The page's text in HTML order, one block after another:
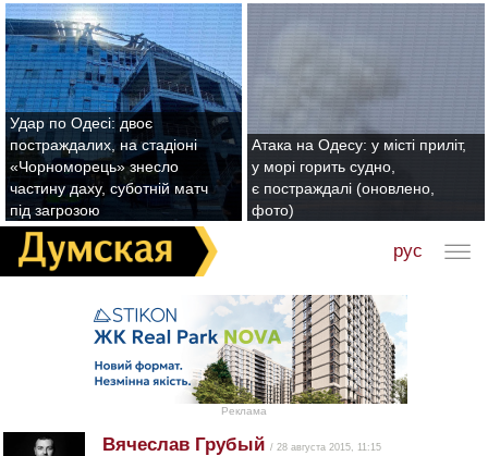
Удар по Одесі: двоє
постраждалих, на стадіоні
«Чорноморець» знесло
частину даху, суботній матч
під загрозою
Атака на Одесу: у місті приліт,
у морі горить судно,
є постраждалі (оновлено,
фото)
рус
Реклама
Вячеслав Грубый / 28 августа 2015, 11:15